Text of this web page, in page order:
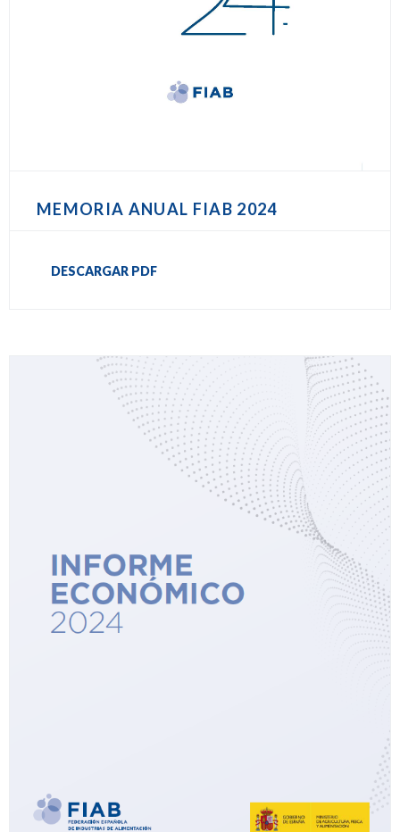
MEMORIA ANUAL FIAB 2024
DESCARGAR PDF